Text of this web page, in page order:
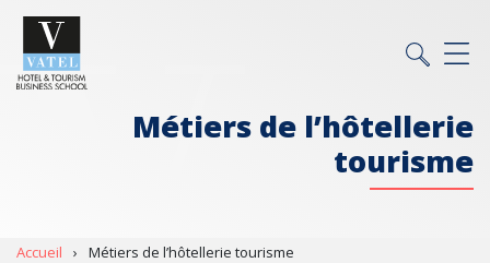
Métiers de l’hôtellerie
tourisme
Accueil › Métiers de l’hôtellerie tourisme